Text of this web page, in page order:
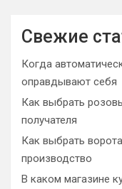
c
Свежие
Когда
оправдывают себя
Как выбрать
получателя
Как выбрать
производство
В каком магазине